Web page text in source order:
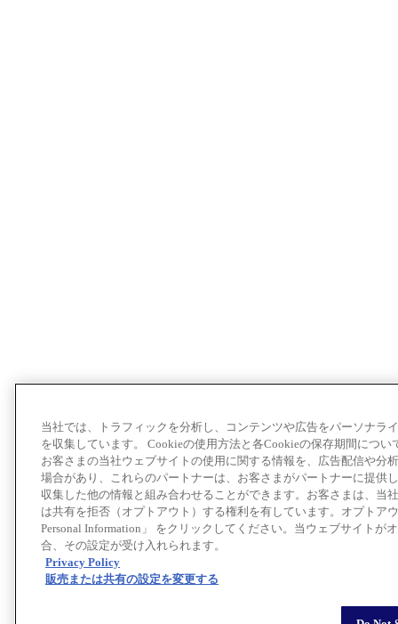
当社では、トラフィックを分析し、コンテンツや広告をパーソナラ
を収集しています。 Cookieの使用方法と各Cookieの保存期間につい
お客さまの当社ウェブサイトの使用に関する情報を、広告配信や分
場合があり、これらのパートナーは、お客さまがパートナーに提供
収集した他の情報と組み合わせることができます。お客さまは、当
は共有を拒否（オプトアウト）する権利を有しています。オプトア
Personal Information」 をクリックしてください。当ウェブサイトが
合、その設定が受け入れられます。
Privacy Policy
販売または共有の設定を変更する